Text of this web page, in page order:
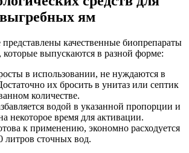
ям
качественные биопрепараты
выпускаются в разной форме:
в использовании, не нуждаются в
их бросить в унитаз или септик
количестве.
водой в указанной пропорции и
некоторое время для активации.
к применению, экономно расходуется
литров сточных вод.